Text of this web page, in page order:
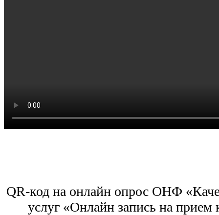
QR-код на онлайн опрос ОНФ
услуг «Онлайн запись на